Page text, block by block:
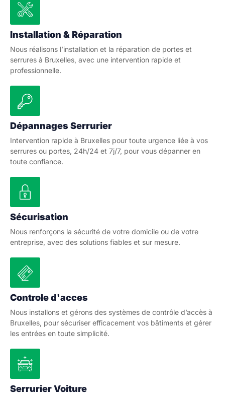
Installation & Réparation
Nous réalisons l’installation et la réparation de portes et
serrures à Bruxelles, avec une intervention rapide et
professionnelle.
Dépannages Serrurier
Intervention rapide à Bruxelles pour toute urgence liée à vos
serrures ou portes, 24h/24 et 7j/7, pour vous dépanner en
toute confiance.
Sécurisation
Nous renforçons la sécurité de votre domicile ou de votre
entreprise, avec des solutions fiables et sur mesure.
Controle d'acces
Nous installons et gérons des systèmes de contrôle d’accès à
Bruxelles, pour sécuriser efficacement vos bâtiments et gérer
les entrées en toute simplicité.
Serrurier Voiture